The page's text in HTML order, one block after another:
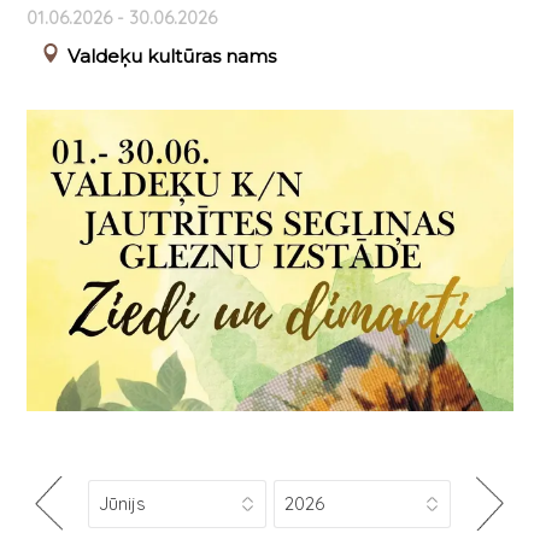
01.06.2026 - 30.06.2026
Valdeķu kultūras nams